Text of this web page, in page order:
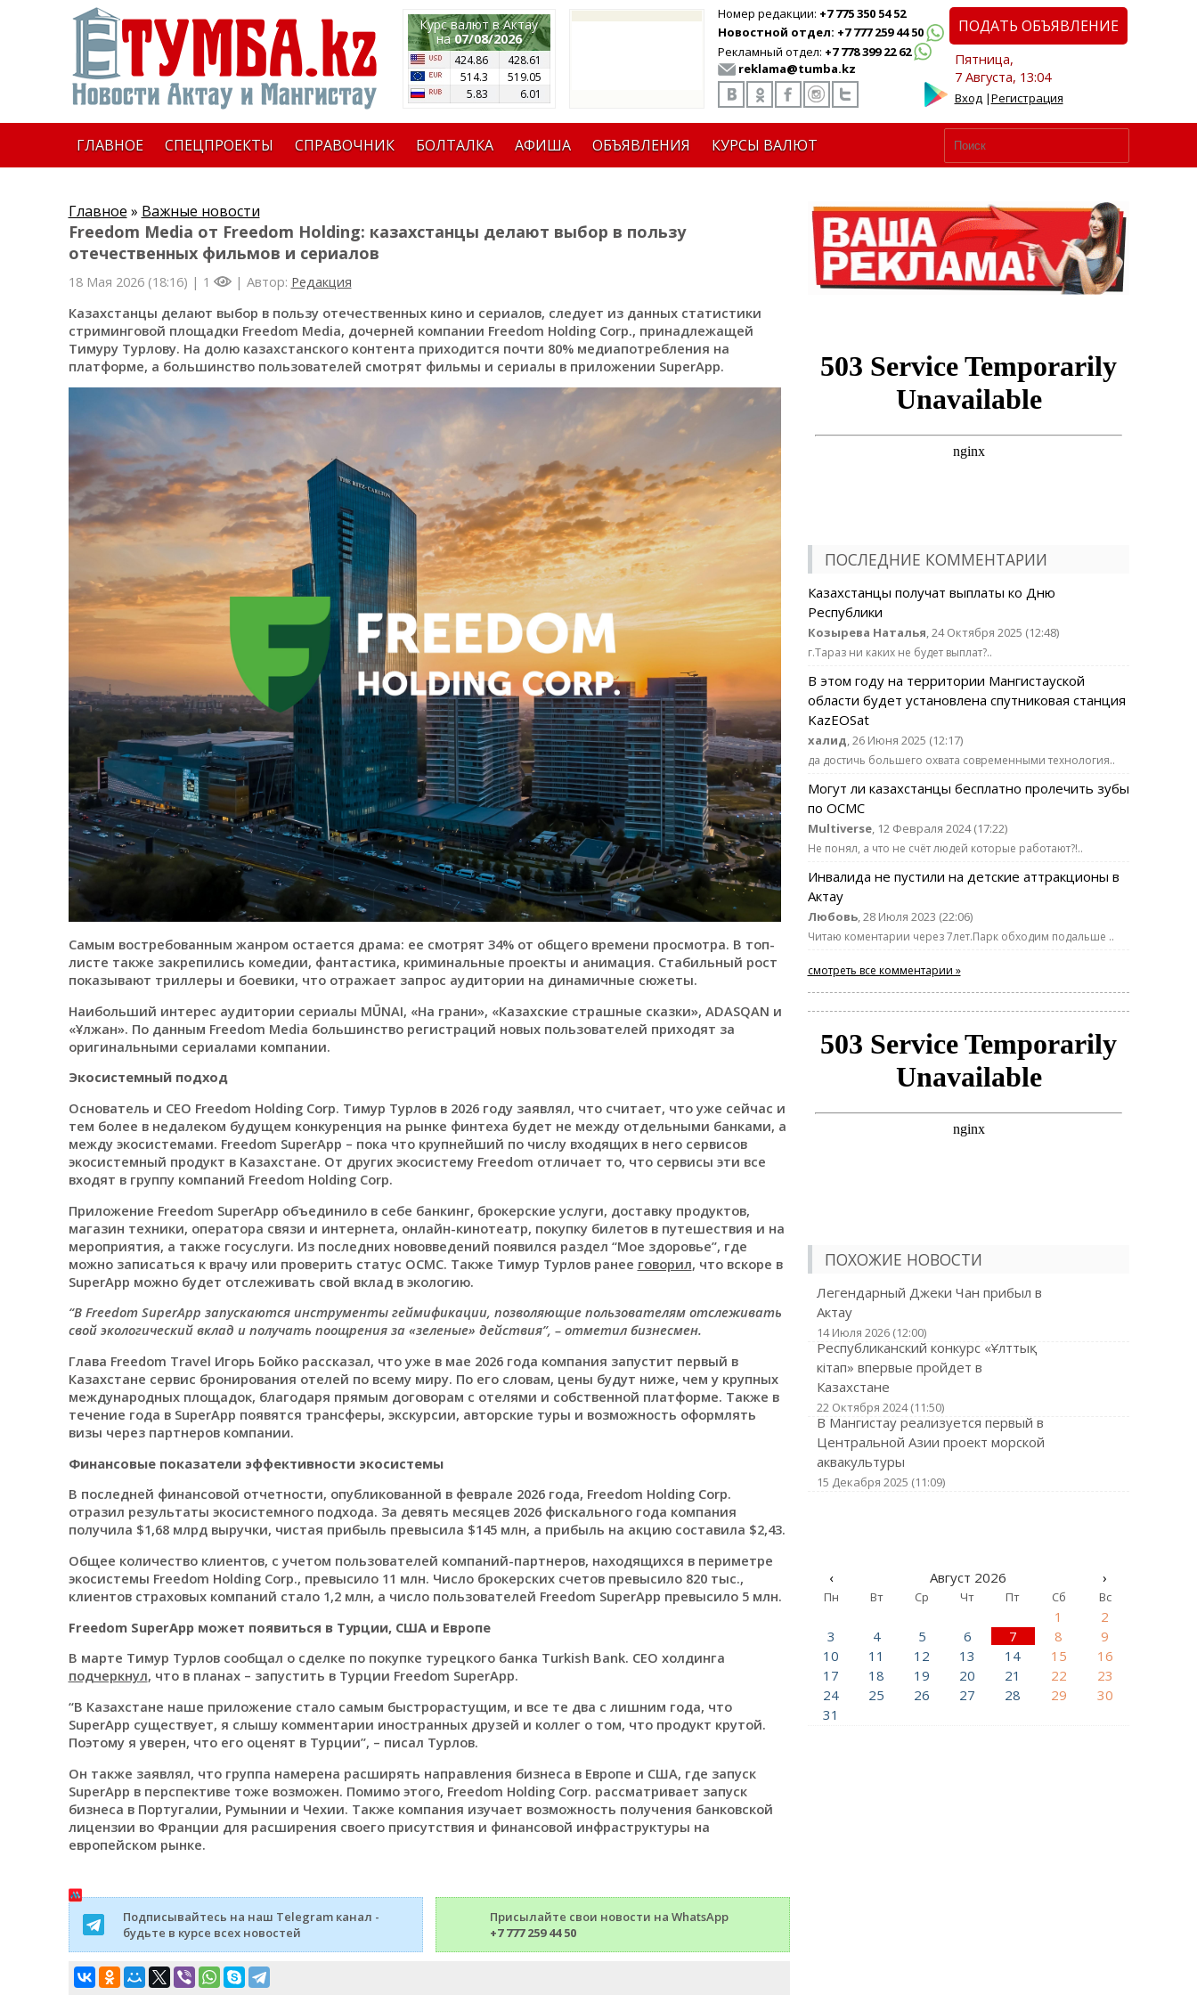
Курс валют в Актау
на07/08/2026
424.86
428.61
514.3
519.05
5.83
6.01
Номер редакции: +7 775 350 54 52
Новостной отдел: +7 777 259 44 50
Рекламный отдел: +7 778 399 22 62
reklama@tumba.kz
ПОДАТЬ ОБЪЯВЛЕНИЕ
Пятница,
7 Августа, 13:04
Вход|Регистрация
ГЛАВНОЕ СПЕЦПРОЕКТЫ СПРАВОЧНИК БОЛТАЛКА АФИША ОБЪЯВЛЕНИЯ КУРСЫ ВАЛЮТ
Главное » Важные новости
Freedom Media от Freedom Holding: казахстанцы делают выбор в пользу
отечественных фильмов и сериалов
18 Мая 2026 (18:16) | 1 | Автор: Редакция
Казахстанцы делают выбор в пользу отечественных кино и сериалов, следует из данных статистики
стриминговой площадки Freedom Media, дочерней компании Freedom Holding Corp., принадлежащей
Тимуру Турлову. На долю казахстанского контента приходится почти 80% медиапотребления на
платформе, а большинство пользователей смотрят фильмы и сериалы в приложении SuperApp.
Самым востребованным жанром остается драма: ее смотрят 34% от общего времени просмотра. В топ-
листе также закрепились комедии, фантастика, криминальные проекты и анимация. Стабильный рост
показывают триллеры и боевики, что отражает запрос аудитории на динамичные сюжеты.
Наибольший интерес аудитории сериалы MŪNAI, «На грани», «Казахские страшные сказки», ADASQAN и
«Ұлжан». По данным Freedom Media большинство регистраций новых пользователей приходят за
оригинальными сериалами компании.
Экосистемный подход
Основатель и CEO Freedom Holding Corp. Тимур Турлов в 2026 году заявлял, что считает, что уже сейчас и
тем более в недалеком будущем конкуренция на рынке финтеха будет не между отдельными банками, а
между экосистемами. Freedom SuperApp – пока что крупнейший по числу входящих в него сервисов
экосистемный продукт в Казахстане. От других экосистему Freedom отличает то, что сервисы эти все
входят в группу компаний Freedom Holding Corp.
Приложение Freedom SuperApp объединило в себе банкинг, брокерские услуги, доставку продуктов,
магазин техники, оператора связи и интернета, онлайн-кинотеатр, покупку билетов в путешествия и на
мероприятия, а также госуслуги. Из последних нововведений появился раздел “Мое здоровье”, где
можно записаться к врачу или проверить статус ОСМС. Также Тимур Турлов ранее говорил, что вскоре в
SuperApp можно будет отслеживать свой вклад в экологию.
“В Freedom SuperApp запускаются инструменты геймификации, позволяющие пользователям отслеживать
свой экологический вклад и получать поощрения за «зеленые» действия”, – отметил бизнесмен.
Глава Freedom Travel Игорь Бойко рассказал, что уже в мае 2026 года компания запустит первый в
Казахстане сервис бронирования отелей по всему миру. По его словам, цены будут ниже, чем у крупных
международных площадок, благодаря прямым договорам с отелями и собственной платформе. Также в
течение года в SuperApp появятся трансферы, экскурсии, авторские туры и возможность оформлять
визы через партнеров компании.
Финансовые показатели эффективности экосистемы
В последней финансовой отчетности, опубликованной в феврале 2026 года, Freedom Holding Corp.
отразил результаты экосистемного подхода. За девять месяцев 2026 фискального года компания
получила $1,68 млрд выручки, чистая прибыль превысила $145 млн, а прибыль на акцию составила $2,43.
Общее количество клиентов, с учетом пользователей компаний-партнеров, находящихся в периметре
экосистемы Freedom Holding Corp., превысило 11 млн. Число брокерских счетов превысило 820 тыс.,
клиентов страховых компаний стало 1,2 млн, а число пользователей Freedom SuperApp превысило 5 млн.
Freedom SuperApp может появиться в Турции, США и Европе
В марте Тимур Турлов сообщал о сделке по покупке турецкого банка Turkish Bank. CEO холдинга
подчеркнул, что в планах – запустить в Турции Freedom SuperApp.
“В Казахстане наше приложение стало самым быстрорастущим, и все те два с лишним года, что
SuperApp существует, я слышу комментарии иностранных друзей и коллег о том, что продукт крутой.
Поэтому я уверен, что его оценят в Турции”, – писал Турлов.
Он также заявлял, что группа намерена расширять направления бизнеса в Европе и США, где запуск
SuperApp в перспективе тоже возможен. Помимо этого, Freedom Holding Corp. рассматривает запуск
бизнеса в Португалии, Румынии и Чехии. Также компания изучает возможность получения банковской
лицензии во Франции для расширения своего присутствия и финансовой инфраструктуры на
европейском рынке.
Подписывайтесь на наш Telegram канал -
будьте в курсе всех новостей
Присылайте свои новости на WhatsApp
+7 777 259 44 50
ПОСЛЕДНИЕ КОММЕНТАРИИ
Казахстанцы получат выплаты ко Дню
Республики
Козырева Наталья, 24 Октября 2025 (12:48)
г.Тараз ни каких не будет выплат?..
В этом году на территории Мангистауской
области будет установлена спутниковая станция
KazEOSat
халид, 26 Июня 2025 (12:17)
да достичь большего охвата современными технология..
Могут ли казахстанцы бесплатно пролечить зубы
по ОСМС
Multiverse, 12 Февраля 2024 (17:22)
Не понял, а что не счёт людей которые работают?!..
Инвалида не пустили на детские аттракционы в
Актау
Любовь, 28 Июля 2023 (22:06)
Читаю коментарии через 7лет.Парк обходим подальше ..
смотреть все комментарии »
ПОХОЖИЕ НОВОСТИ
Легендарный Джеки Чан прибыл в
Актау
14 Июля 2026 (12:00)
Республиканский конкурс «Ұлттық
кітап» впервые пройдет в
Казахстане
22 Октября 2024 (11:50)
В Мангистау реализуется первый в
Центральной Азии проект морской
аквакультуры
15 Декабря 2025 (11:09)
‹ Август 2026 ›
Пн Вт Ср Чт Пт Сб Вс
1
2
3
4 5 6 7 8
9
10
11 12 13 14 15
16
17
18 19 20 21 22
23
24
25 26 27 28 29
30
31